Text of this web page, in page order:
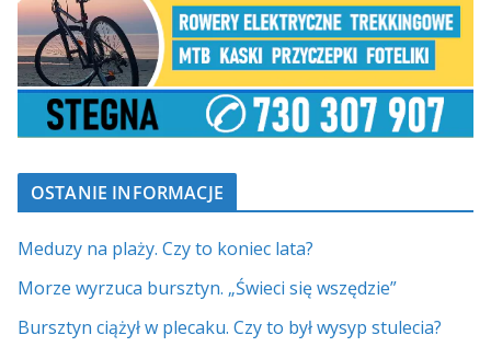
OSTANIE INFORMACJE
Meduzy na plaży. Czy to koniec lata?
Morze wyrzuca bursztyn. „Świeci się wszędzie”
Bursztyn ciążył w plecaku. Czy to był wysyp stulecia?